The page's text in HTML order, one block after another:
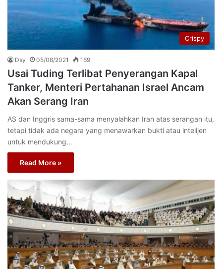
Crispy
Dsy 05/08/2021 169
Usai Tuding Terlibat Penyerangan Kapal
Tanker, Menteri Pertahanan Israel Ancam
Akan Serang Iran
AS dan Inggris sama-sama menyalahkan Iran atas serangan itu,
tetapi tidak ada negara yang menawarkan bukti atau intelijen
untuk mendukung…
Read More »